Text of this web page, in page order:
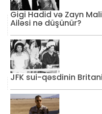
Gigi Hadid və Zayn
Ailəsi nə düşünür?
JFK sui-qəsdinin